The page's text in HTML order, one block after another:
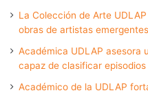
La Colección de Arte
obras de artistas
Académica UDLAP asesora
capaz de clasificar
Académico de la UDLAP